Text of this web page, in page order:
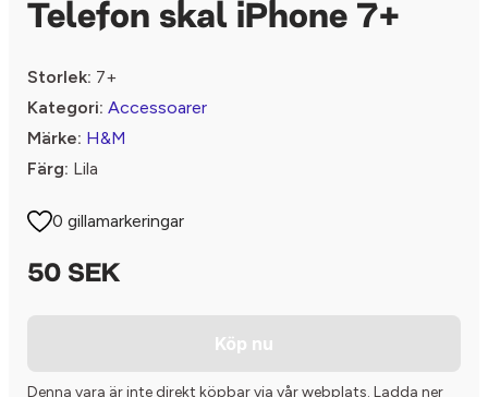
Telefon skal iPhone 7+
Storlek: 7+
Kategori: Accessoarer
Märke: H&M
Färg: Lila
0 gillamarkeringar
50 SEK
Köp nu
Denna vara är inte direkt köpbar via vår webplats. Ladda ner